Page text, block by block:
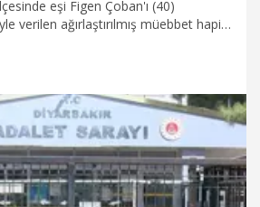
eşi Figen Çoban'ı (40)
verilen ağırlaştırılmış müebbet hapis
kardeşi Süleyman Çoban'ın
tahliye edilmesine karar verdi.